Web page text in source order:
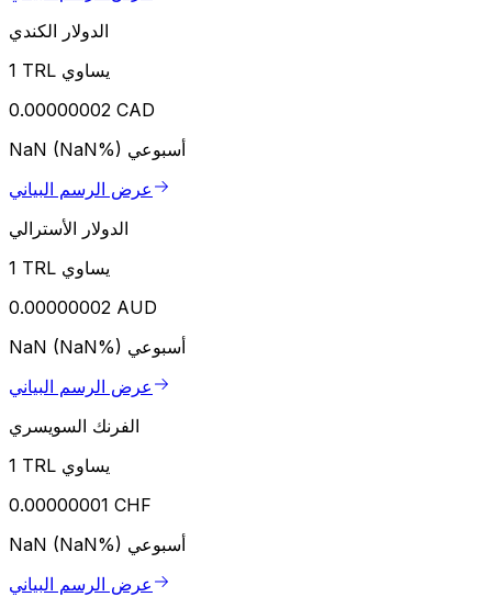
الدولار الكندي
1 TRL يساوي
0.00000002 CAD
NaN (NaN%) أسبوعي
عرض الرسم البياني
الدولار الأسترالي
1 TRL يساوي
0.00000002 AUD
NaN (NaN%) أسبوعي
عرض الرسم البياني
الفرنك السويسري
1 TRL يساوي
0.00000001 CHF
NaN (NaN%) أسبوعي
عرض الرسم البياني